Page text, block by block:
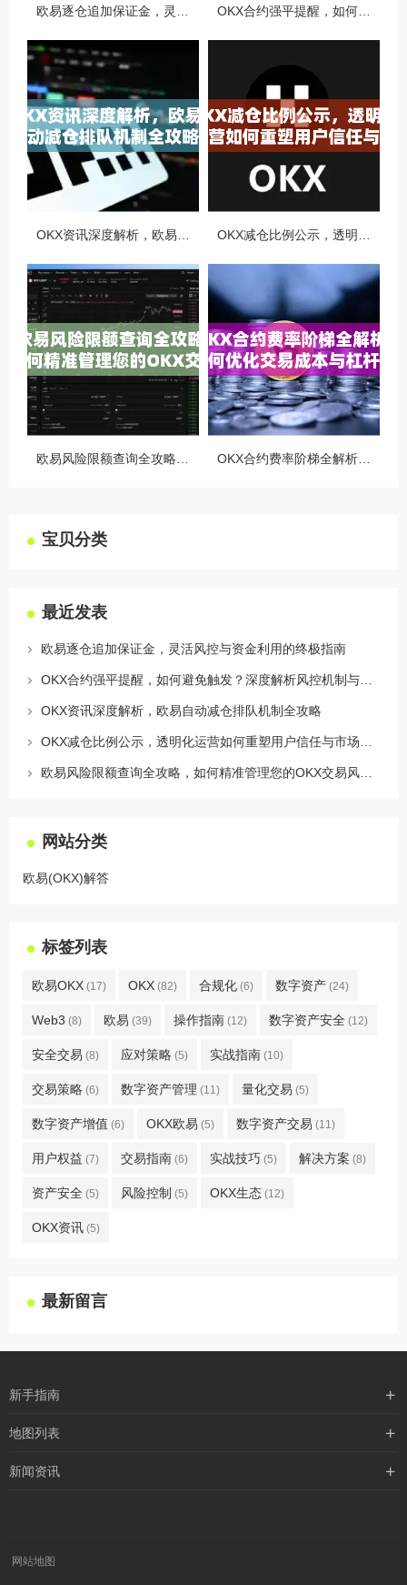
宝贝分类
最近发表
欧易逐仓追加保证金，灵活风控与资金利用的终极指南
OKX资讯深度解析，欧易自动减仓排队机制全攻略
网站分类
欧易(OKX)解答
标签列表
欧易OKX (17) OKX (82) 合规化 (6) 数字资产 (24)
Web3 (8) 欧易 (39) 操作指南 (12) 数字资产安全 (12)
安全交易 (8) 应对策略 (5) 实战指南 (10)
交易策略 (6) 数字资产管理 (11) 量化交易 (5)
数字资产增值 (6) OKX欧易 (5) 数字资产交易 (11)
用户权益 (7) 交易指南 (6) 实战技巧 (5) 解决方案 (8)
资产安全 (5) 风险控制 (5) OKX生态 (12)
OKX资讯 (5)
最新留言
新手指南
购买流程
地图列表
最新文章
新闻资讯
媒体新闻
网站地图